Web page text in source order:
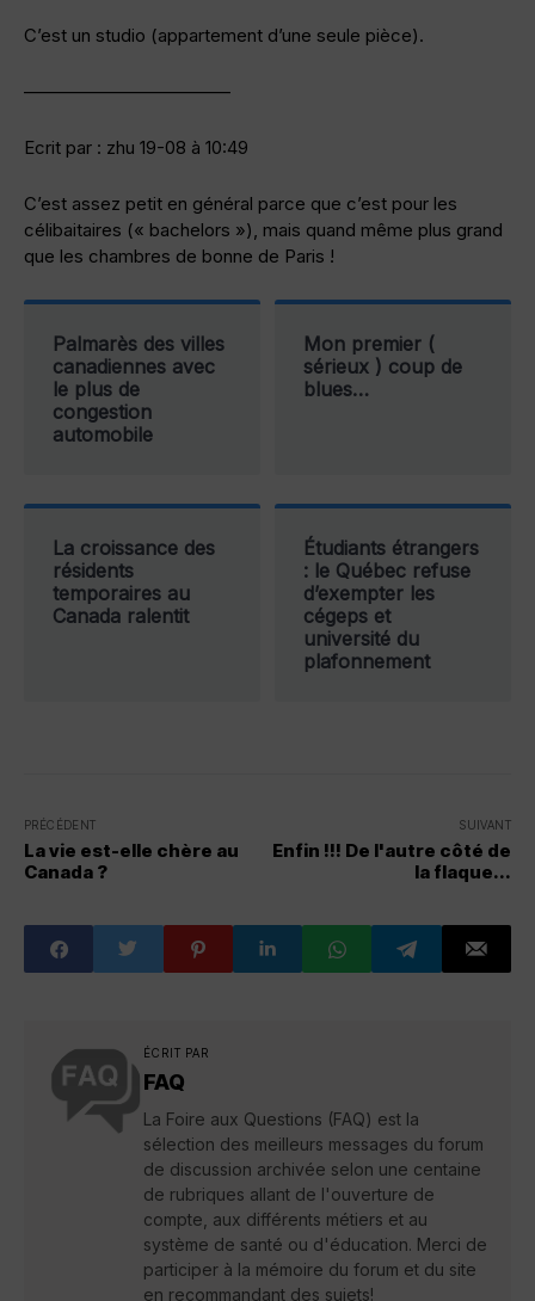
C’est un studio (appartement d’une seule pièce).
———————————–
Ecrit par : zhu 19-08 à 10:49
C’est assez petit en général parce que c’est pour les
célibaitaires (« bachelors »), mais quand même plus grand
que les chambres de bonne de Paris !
Palmarès des villes
canadiennes avec
le plus de
congestion
automobile
Mon premier (
sérieux ) coup de
blues…
La croissance des
résidents
temporaires au
Canada ralentit
Étudiants étrangers
: le Québec refuse
d’exempter les
cégeps et
université du
plafonnement
PRÉCÉDENT
La vie est-elle chère au
Canada ?
SUIVANT
Enfin !!! De l'autre côté de
la flaque...
ÉCRIT PAR
FAQ
La Foire aux Questions (FAQ) est la
sélection des meilleurs messages du forum
de discussion archivée selon une centaine
de rubriques allant de l'ouverture de
compte, aux différents métiers et au
système de santé ou d'éducation. Merci de
participer à la mémoire du forum et du site
en recommandant des sujets!